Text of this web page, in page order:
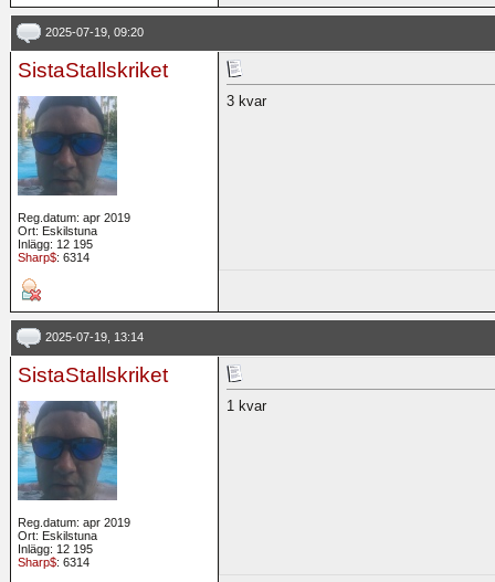
2025-07-19, 09:20
SistaStallskriket
Reg.datum: apr 2019
Ort: Eskilstuna
Inlägg: 12 195
Sharp$: 6314
3 kvar
2025-07-19, 13:14
SistaStallskriket
Reg.datum: apr 2019
Ort: Eskilstuna
Inlägg: 12 195
Sharp$: 6314
1 kvar